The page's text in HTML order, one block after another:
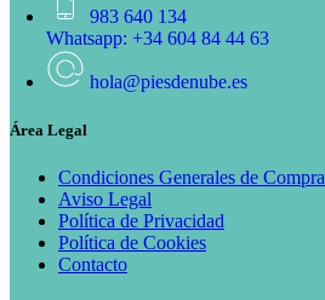
983 640 134
Whatsapp: +34 604 84 44 63
hola@piesdenube.es
Área Legal
Condiciones Generales de Compra
Aviso Legal
Política de Privacidad
Política de Cookies
Contacto